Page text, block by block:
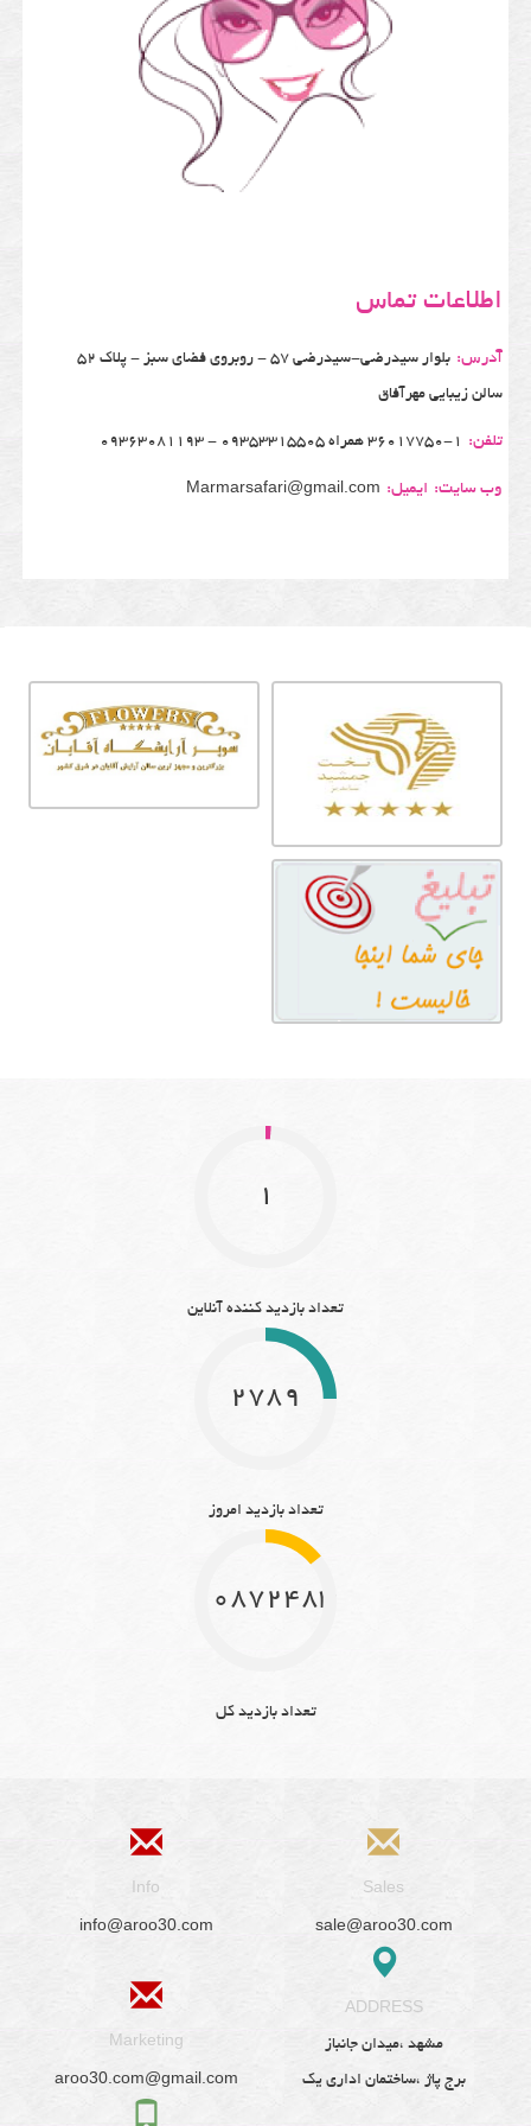
اطلاعات تماس
آدرس: بلوار سیدرضی-سیدرضی 57 - روبروی فضای سبز - پلاک 52
سالن زیبایی مهرآفاق
تلفن: 36017750-1 همراه 09353315505 - 09363081193
وب سایت: ایمیل: Marmarsafari@gmail.com
1
تعداد بازدید کننده آنلاین
2789
تعداد بازدید امروز
10872483
تعداد بازدید کل
Info
info@aroo30.com
Sales
sale@aroo30.com
Marketing
aroo30.com@gmail.com
ADDRESS
مشهد ،میدان جانباز
برج پاژ ،ساختمان اداری یک